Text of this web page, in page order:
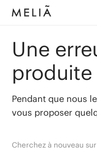
Une
produite
Pendant que nous
vous proposer
Cherchez à nouveau